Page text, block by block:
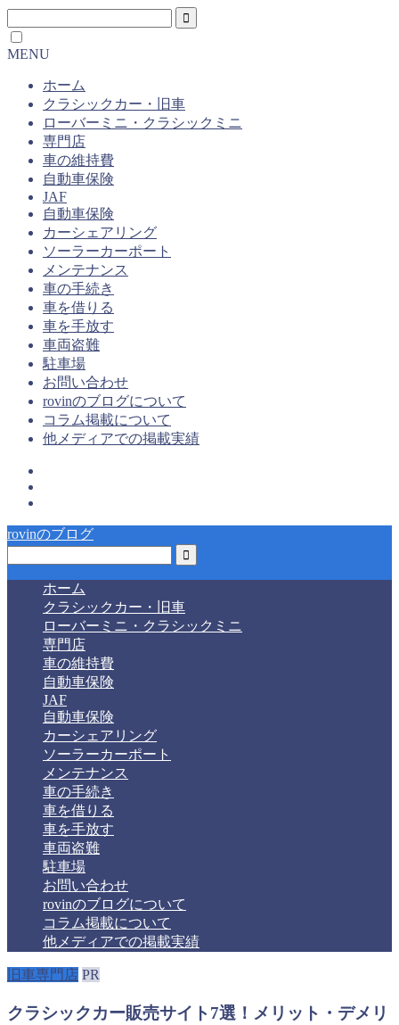
MENU
ホーム
クラシックカー・旧車
ローバーミニ・クラシックミニ
専門店
車の維持費
自動車保険
JAF
自動車保険
カーシェアリング
ソーラーカーポート
メンテナンス
車の手続き
車を借りる
車を手放す
車両盗難
駐車場
お問い合わせ
rovinのブログについて
コラム掲載について
他メディアでの掲載実績
rovinのブログ
ホーム
クラシックカー・旧車
ローバーミニ・クラシックミニ
専門店
車の維持費
自動車保険
JAF
自動車保険
カーシェアリング
ソーラーカーポート
メンテナンス
車の手続き
車を借りる
車を手放す
車両盗難
駐車場
お問い合わせ
rovinのブログについて
コラム掲載について
他メディアでの掲載実績
旧車専門店 PR
クラシックカー販売サイト7選！メリット・デメリ